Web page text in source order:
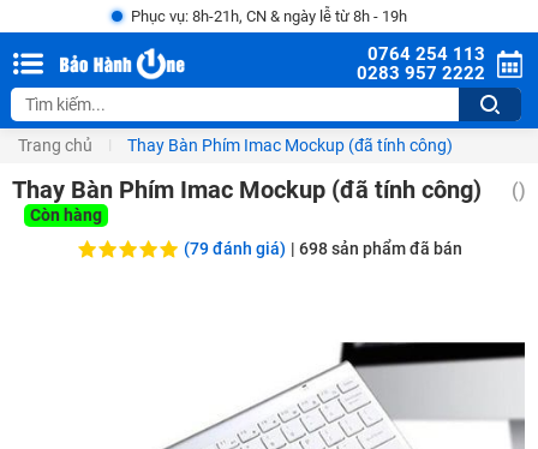
Phục vụ: 8h-21h, CN & ngày lễ từ 8h - 19h
0764 254 113
0283 957 2222
Trang chủ Thay Bàn Phím Imac Mockup (đã tính công)
Thay Bàn Phím Imac Mockup (đã tính công) ()
Còn hàng
(79 đánh giá) | 698sản phẩm đã bán